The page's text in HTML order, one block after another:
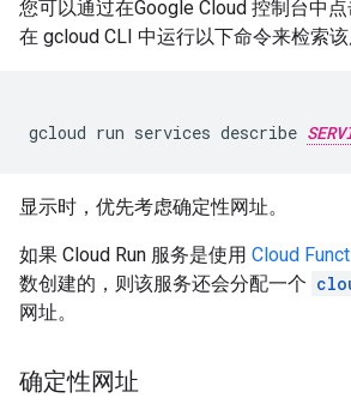
您可以通过在Google Cloud 控制台中
在 gcloud CLI 中运行以下命令来检索该
gcloud run services describe
显示时，优先考虑确定性网址。
如果 Cloud Run 服务是使用 Cloud
数创建的，则该服务还会分配一个
网址。
确定性网址